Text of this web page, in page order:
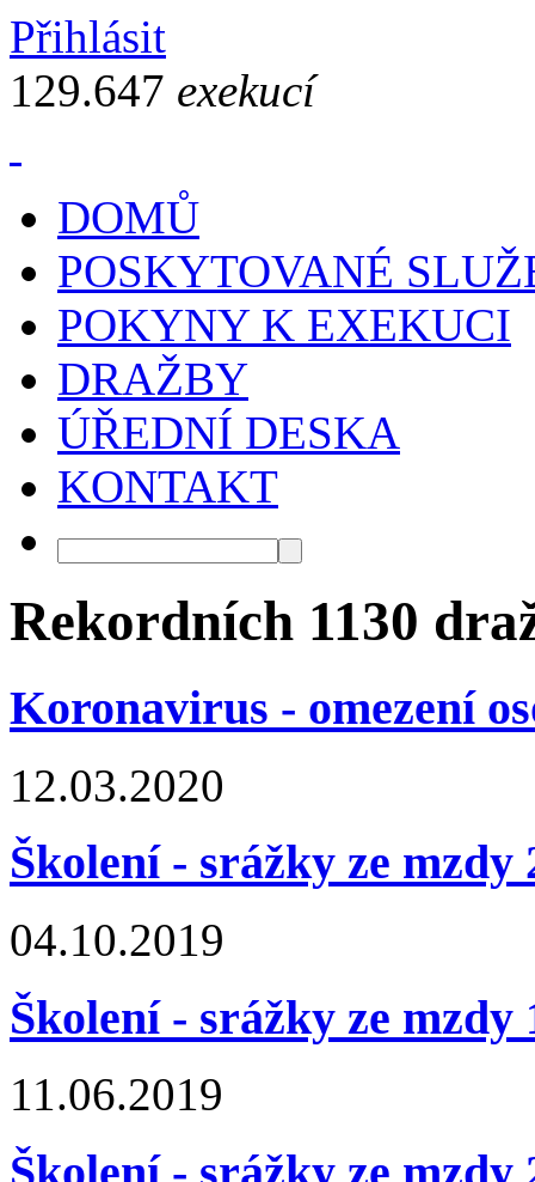
Přihlásit
129.647 exekucí
DOMŮ
POSKYTOVANÉ
POKYNY K EXEKUCI
DRAŽBY
ÚŘEDNÍ DESKA
KONTAKT
Rekordních 1130
Koronavirus - omezení
12.03.2020
Školení - srážky ze mzdy
04.10.2019
Školení - srážky ze mzdy
11.06.2019